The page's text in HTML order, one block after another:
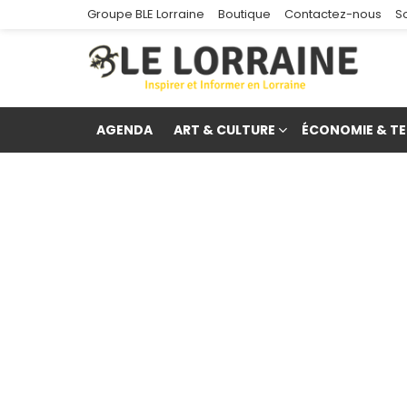
Groupe BLE Lorraine Boutique Contactez-nous
AGENDA ART & CULTURE ÉCONOMIE &